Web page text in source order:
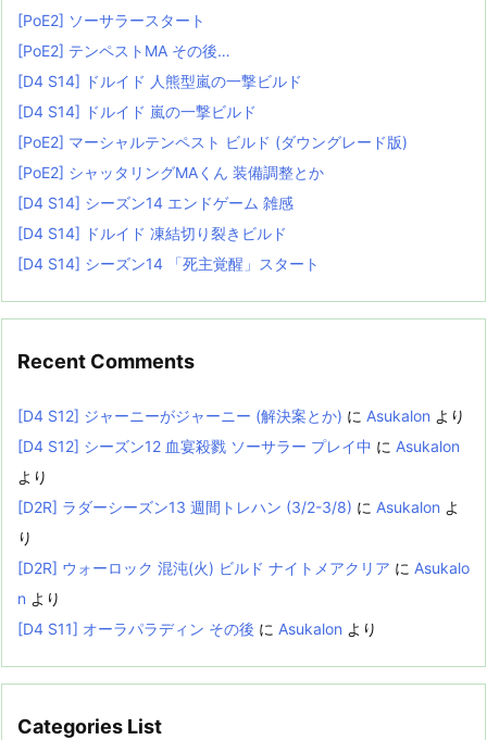
[PoE2] ソーサラースタート
[PoE2] テンペストMA その後…
[D4 S14] ドルイド 人熊型嵐の一撃ビルド
[D4 S14] ドルイド 嵐の一撃ビルド
[PoE2] マーシャルテンペスト ビルド (ダウングレード版)
[PoE2] シャッタリングMAくん 装備調整とか
[D4 S14] シーズン14 エンドゲーム 雑感
[D4 S14] ドルイド 凍結切り裂きビルド
[D4 S14] シーズン14 「死主覚醒」スタート
Recent Comments
[D4 S12] ジャーニーがジャーニー (解決案とか) に Asukalon より
[D4 S12] シーズン12 血宴殺戮 ソーサラー プレイ中 に Asukalon
より
[D2R] ラダーシーズン13 週間トレハン (3/2-3/8) に Asukalon よ
り
[D2R] ウォーロック 混沌(火) ビルド ナイトメアクリア に Asukalo
n より
[D4 S11] オーラパラディン その後 に Asukalon より
Categories List